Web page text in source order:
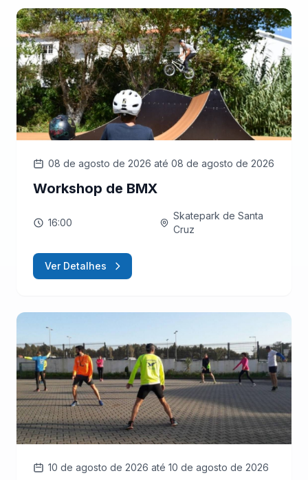
08 de agosto de 2026 até 08 de agosto de 2026
Workshop de BMX
16:00
Skatepark de Santa
Cruz
Ver Detalhes
10 de agosto de 2026 até 10 de agosto de 2026